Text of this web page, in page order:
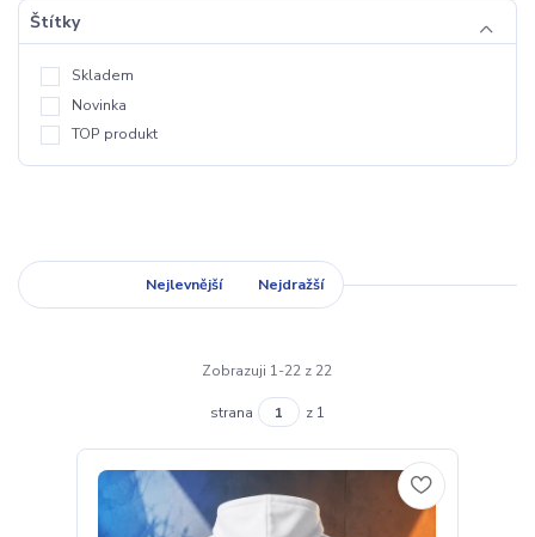
Štítky
Skladem
Novinka
TOP produkt
Nejlevnější Nejdražší
Zobrazuji 1-22 z 22
strana z 1